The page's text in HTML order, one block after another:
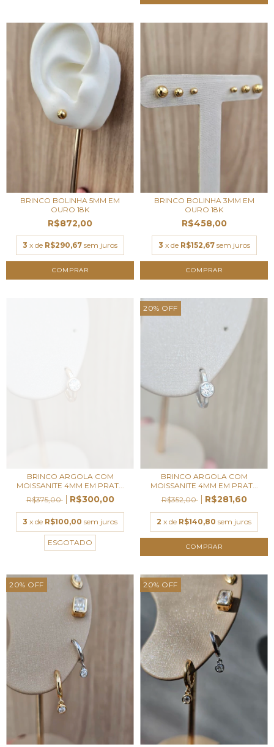
BRINCO BOLINHA 5MM EM
OURO 18K
R$872,00
3 x de R$290,67 sem juros
BRINCO BOLINHA 3MM EM
OURO 18K
R$458,00
3 x de R$152,67 sem juros
BRINCO ARGOLA COM
MOISSANITE 4MM EM PRAT...
R$375,00
R$300,00
3 x de R$100,00 sem juros
ESGOTADO
20% OFF
BRINCO ARGOLA COM
MOISSANITE 4MM EM PRAT...
R$352,00
R$281,60
2 x de R$140,80 sem juros
20% OFF 20% OFF